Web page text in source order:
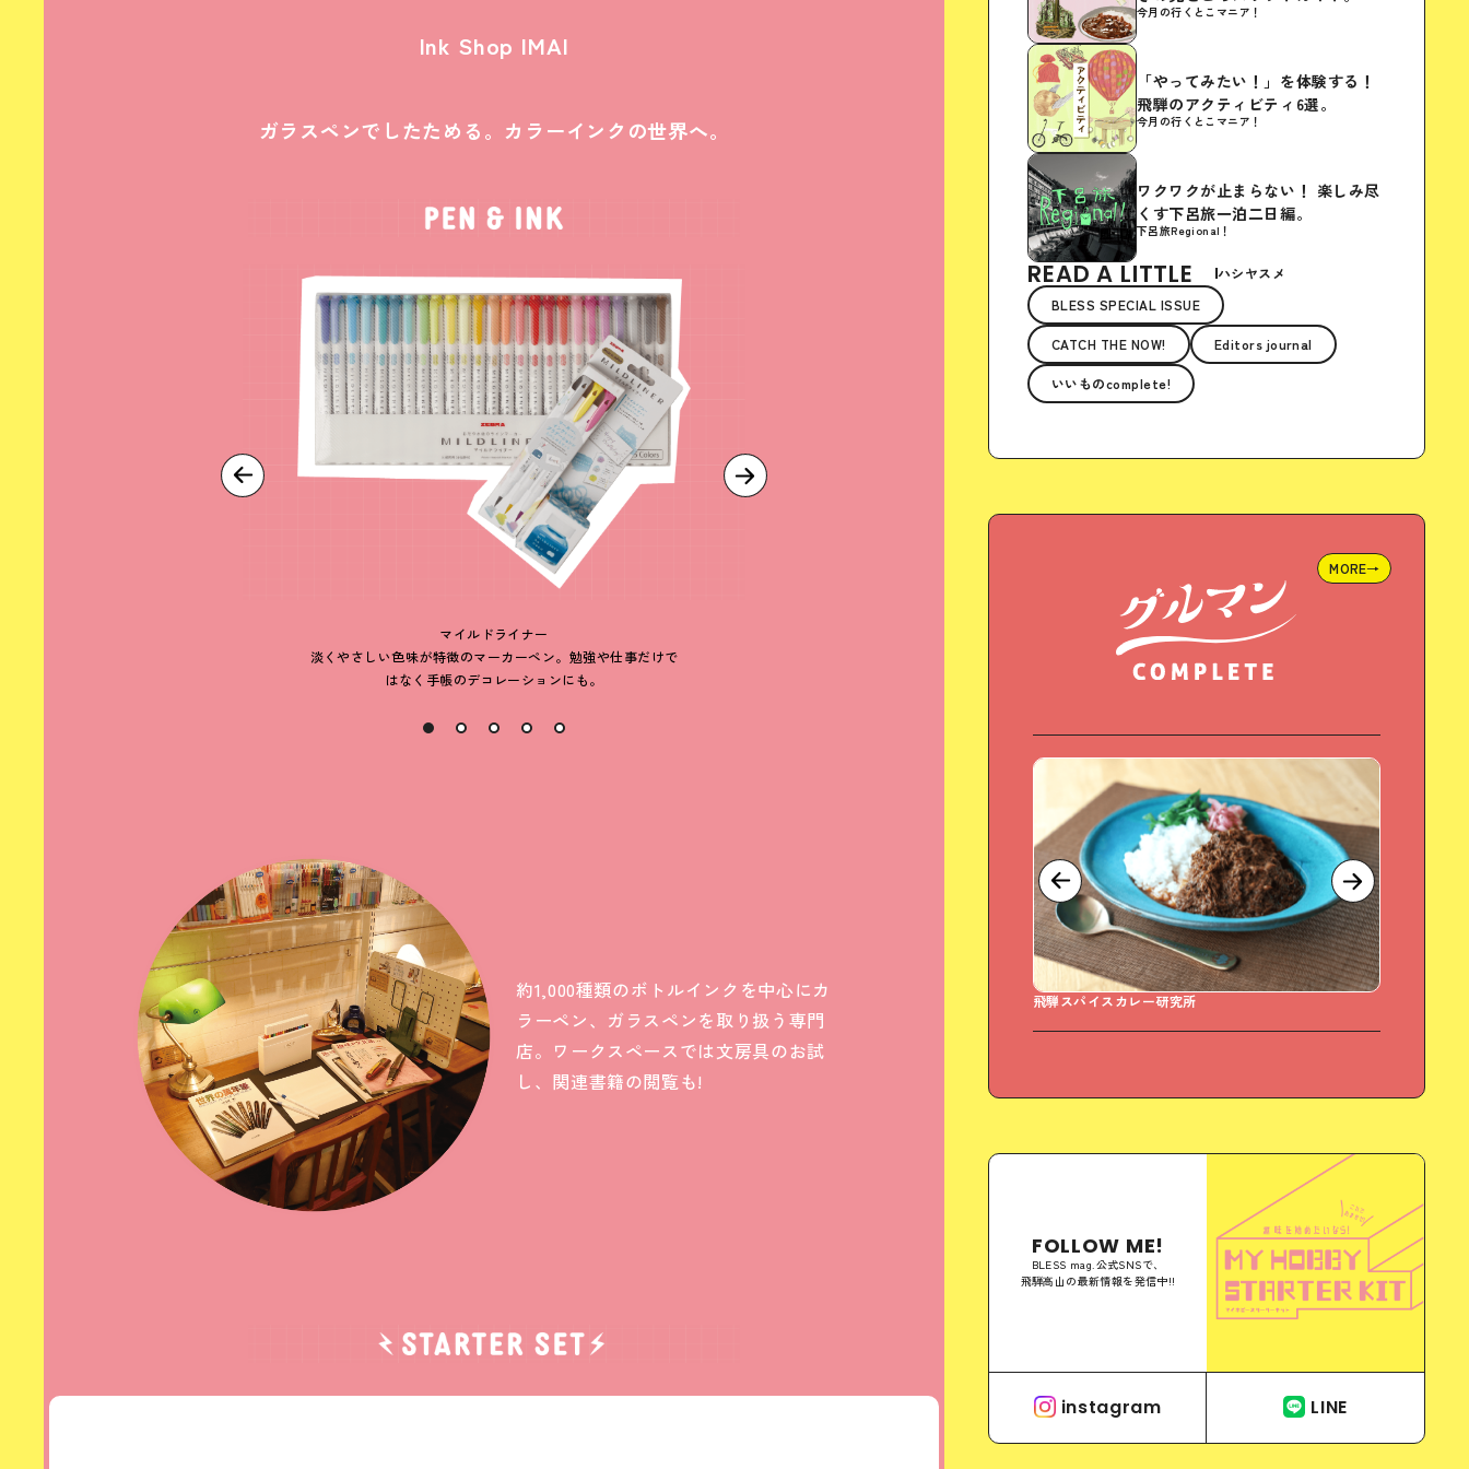
Ink Shop IMAI
ガラスペンでしたためる。カラーインクの世界へ。
マイルドライナー
淡くやさしい色味が特徴のマーカーペン。勉強や仕事だけで
はなく手帳のデコレーションにも。
香水瓶のようなかわいいボトルのインク。幅広い色展開でラ
約1,000種類のボトルインクを中心にカ
ラーペン、ガラスペンを取り扱う専門
店。ワークスペースでは文房具のお試
し、関連書籍の閲覧も!
今月の行くとこマニア！
今月の行くとこマニア！
「やってみたい！」を体験する！
飛騨のアクティビティ6選。
下呂旅Regional！
ワクワクが止まらない！ 楽しみ尽
くす下呂旅一泊二日編。
READ A LITTLE
ハシヤスメ
BLESS SPECIAL ISSUE
CATCH THE NOW! Editors journal
いいものcomplete!
MORE→
飛騨スパイスカレー研究所
FOLLOW ME!
BLESS mag.公式SNSで、
飛騨高山の最新情報を発信中!!
instagram LINE